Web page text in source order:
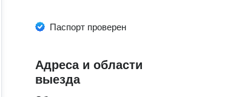
Паспорт проверен
Адреса и области
выезда